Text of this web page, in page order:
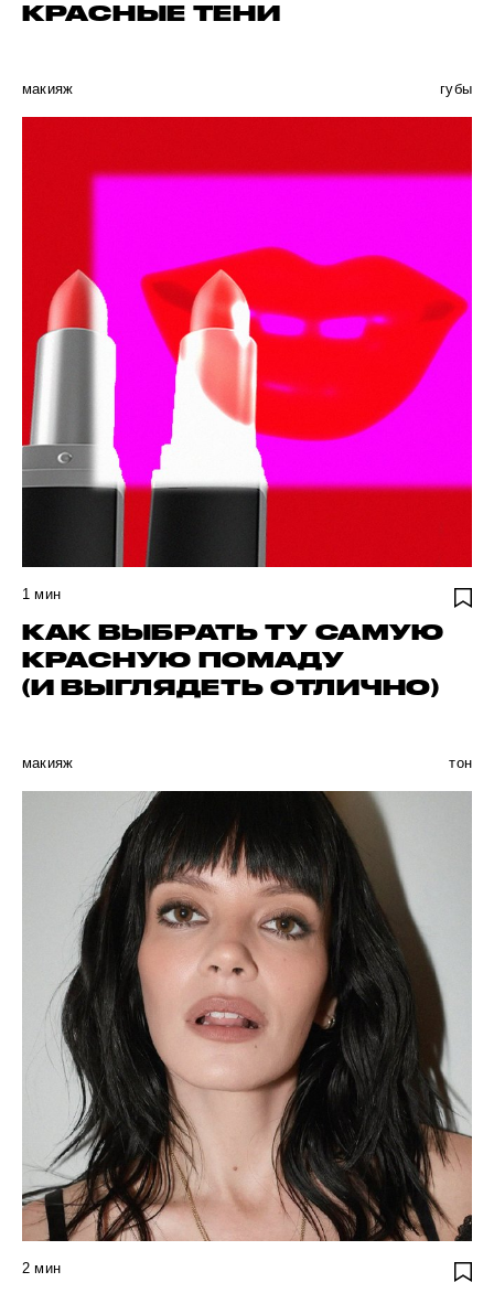
КРАСНЫЕ ТЕНИ
макияж губы
1 мин
КАК ВЫБРАТЬ ТУ САМУЮ
КРАСНУЮ ПОМАДУ
(И ВЫГЛЯДЕТЬ ОТЛИЧНО)
макияж тон
2 мин